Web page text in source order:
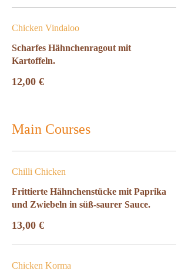
Chicken Vindaloo
Scharfes Hähnchenragout mit
Kartoffeln.
12,00 €
Main Courses
Chilli Chicken
Frittierte Hähnchenstücke mit Paprika
und Zwiebeln in süß-saurer Sauce.
13,00 €
Chicken Korma